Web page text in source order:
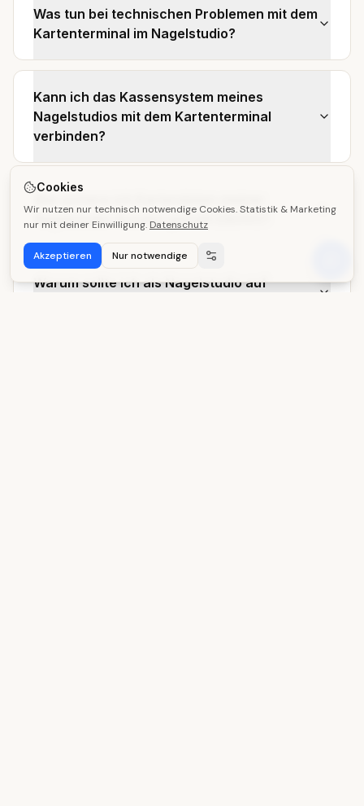
Was tun bei technischen Problemen mit dem
Kartenterminal im Nagelstudio?
Kann ich das Kassensystem meines
Nagelstudios mit dem Kartenterminal
verbinden?
Nagelstudio-Kunden gemäß DSGVO?
Warum sollte ich als Nagelstudio auf
Cookies
Wir nutzen nur technisch notwendige Cookies. Statistik & Marketing
nur mit deiner Einwilligung. Datenschutz
Akzeptieren Nur notwendige